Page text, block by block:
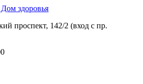
проспект, 142/2 (вход с пр.